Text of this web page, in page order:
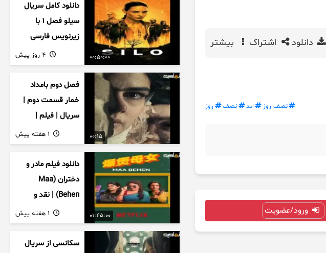
دانلود اشتراک بیشتر
نصف روز ابد نصف روز
ورود/عضویت
00:50:00
دانلود کامل سریال
سیلو فصل ۱ با
زیرنویس فارسی
00:15
فصل دوم بامداد
خمار قسمت دوم |
سریال | فیلم |
نمایش خانگی |
محبوبه | سینمایی
01:45:00
دانلود فیلم مادر و
دختران (Maa
Behen) | نقد و
بررسی درام خانوادگی
هندی
سکانسی از سریال